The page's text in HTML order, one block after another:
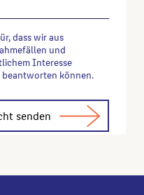
dass wir aus
und
Interesse
können.